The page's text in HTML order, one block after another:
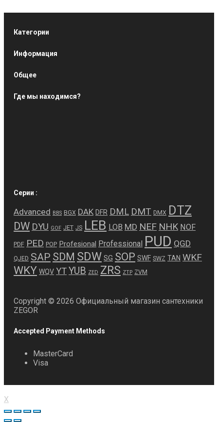
Категории
Информация
Общее
Где мы находимся?
Серии :
Advanced BBS BGX DAK DFR DML DMT DMX DTZ
DW DYU GOF JET JS LEB LOB MD NEF NHK NOF
PDF PED POP Profesional Professional PUD QGD
QJED SAP SDM SDW SG SOP SWF SWZ TAN WKF
WKY WQV YTYUB ZED ZRS ZTP ZVM
Copyright © 2026 Официальный магазин сантехники
ZEGOR
Accepted Payment Methods
MasterCard
Visa
X